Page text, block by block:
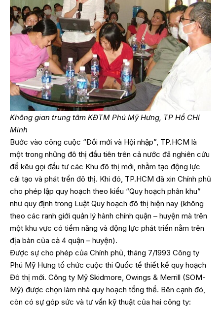
Không gian trung tâm KĐTM Phú Mỹ Hưng, TP Hồ CHí
Minh
Bước vào công cuộc “Đổi mới và Hội nhập”, TP.HCM là
một trong những đô thị đầu tiên trên cả nước đã nghiên cứu
để kêu gọi đầu tư các Khu đô thị mới, nhằm tạo động lực
cải tạo và phát trển đô thị. Khi đó, TP.HCM đã xin Chính phủ
cho phép lập quy hoạch theo kiểu “Quy hoạch phân khu”
như quy định trong Luật Quy hoạch đô thị hiện nay (không
theo các ranh giới quản lý hành chính quận – huyện mà trên
một khu vực có tiềm năng và động lực phát triển nằm trên
địa bàn của cả 4 quận – huyện).
Được sự cho phép của Chính phủ, tháng 7/1993 Công ty
Phú Mỹ Hưng tổ chức cuộc thi Quốc tế thiết kế quy hoạch
Đô thị mới. Công ty Mỹ Skidmore, Owings & Merrill (SOM-
Mỹ) được chọn làm nhà quy hoạch tổng thể. Bên cạnh đó,
còn có sự góp sức và tư vấn kỹ thuật của hai công ty: